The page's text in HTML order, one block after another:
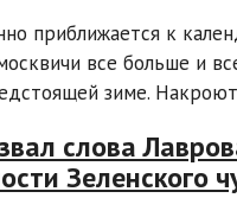
приближается к
все больше и
зиме.
слова
Зеленского